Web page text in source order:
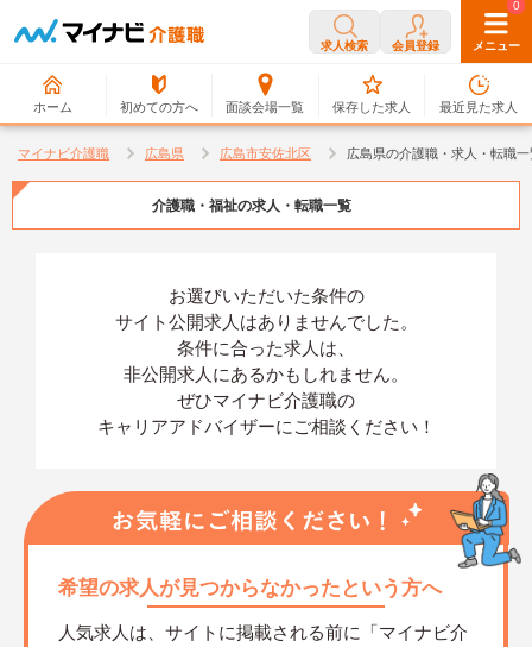
求人検索 会員登録 メニュー
ホーム 初めての方へ 面談会場一覧
0
保存した求人
0
最近見た求人
マイナビ介護職 広島県 広島市安佐北区 広島県の介護職・求人・転職一
介護職・福祉の求人・転職一覧
お選びいただいた条件の
サイト公開求人はありませんでした。
条件に合った求人は、
非公開求人にあるかもしれません。
ぜひマイナビ介護職の
キャリアアドバイザーにご相談ください！
希望の求人が見つからなかったという方へ
人気求人は、サイトに掲載される前に「マイナビ介